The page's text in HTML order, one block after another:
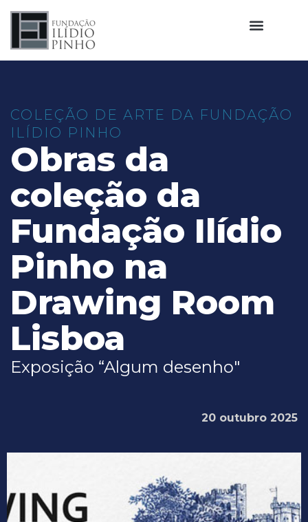
COLEÇÃO DE ARTE DA FUNDAÇÃO
ILÍDIO PINHO
Obras da
coleção da
Fundação Ilídio
Pinho na
Drawing Room
Lisboa
Exposição “Algum desenho"
20 outubro 2025